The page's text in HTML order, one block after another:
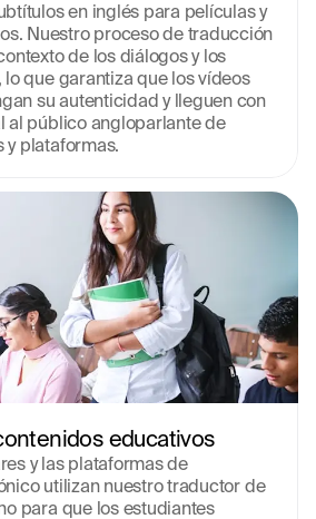
en inglés para películas y
Nuestro proceso de traducción
de los diálogos y los
que garantiza que los vídeos
su autenticidad y lleguen con
al público angloparlante de
y plataformas.
educativos
y las plataformas de
utilizan nuestro traductor de
para que los estudiantes